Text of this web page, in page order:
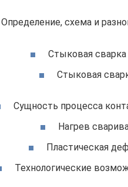
Определение, схема и
Стыковая
Стыковая
Сущность процесса
Нагрев
Пластическая
Технологические